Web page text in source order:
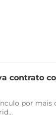
contrato
por mais